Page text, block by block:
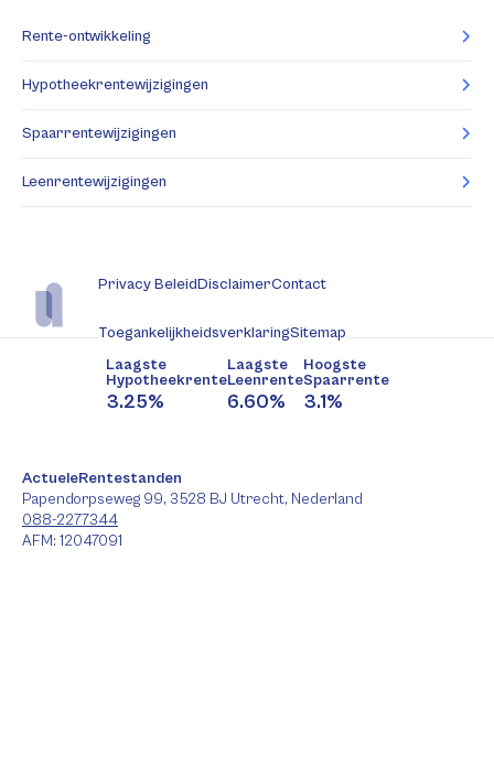
Rente-ontwikkeling
Hypotheekrentewijzigingen
Spaarrentewijzigingen
Leenrentewijzigingen
Privacy BeleidDisclaimerContact
ToegankelijkheidsverklaringSitemap
Laagste
Hypotheekrente
3.25%
Laagste
Leenrente
6.60%
Hoogste
Spaarrente
3.1%
ActueleRentestanden
Papendorpseweg 99, 3528 BJ Utrecht, Nederland
088-2277344
AFM: 12047091